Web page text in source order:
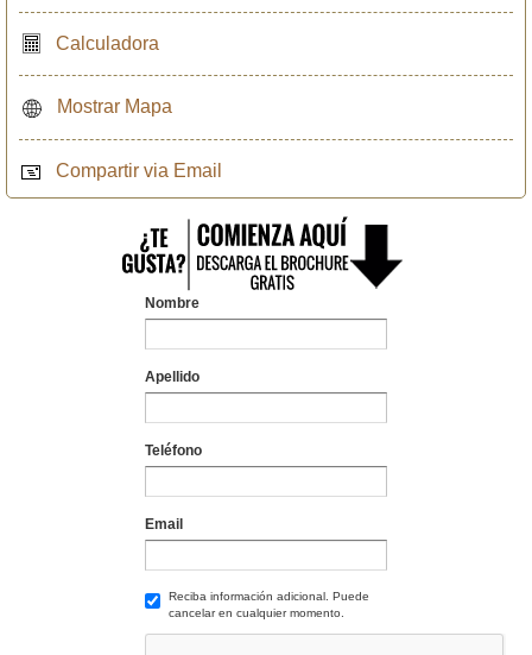
Calculadora
Mostrar Mapa
Compartir via Email
Nombre
Apellido
Teléfono
Email
Reciba información adicional. Puede
cancelar en cualquier momento.